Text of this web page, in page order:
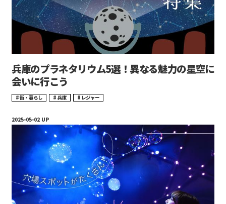
兵庫のプラネタリウム5選！異なる魅力の星空に
会いに行こう
街・暮らし 兵庫 レジャー